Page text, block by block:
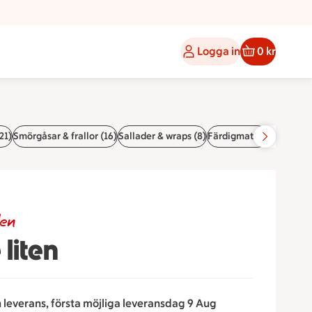
Logga in 0 kr
Smörgåsar & frallor (16)Sallader & wraps (8)Färdigmat (6)
liten
första möjliga leveransdag 9 Aug